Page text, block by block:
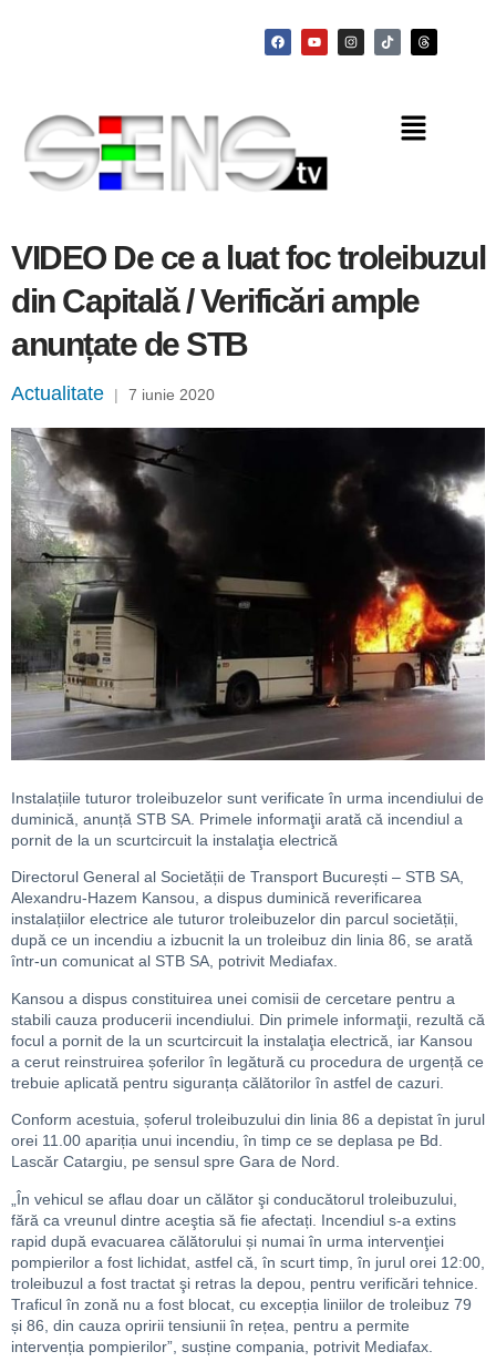
VIDEO De ce a luat foc troleibuzul
din Capitală / Verificări ample
anunțate de STB
Actualitate | 7 iunie 2020
Instalațiile tuturor troleibuzelor sunt verificate în urma incendiului de
duminică, anunță STB SA. Primele informaţii arată că incendiul a
pornit de la un scurtcircuit la instalaţia electrică
Directorul General al Societății de Transport București – STB SA,
Alexandru-Hazem Kansou, a dispus duminică reverificarea
instalațiilor electrice ale tuturor troleibuzelor din parcul societății,
după ce un incendiu a izbucnit la un troleibuz din linia 86, se arată
într-un comunicat al STB SA, potrivit Mediafax.
Kansou a dispus constituirea unei comisii de cercetare pentru a
stabili cauza producerii incendiului. Din primele informaţii, rezultă că
focul a pornit de la un scurtcircuit la instalaţia electrică, iar Kansou
a cerut reinstruirea șoferilor în legătură cu procedura de urgență ce
trebuie aplicată pentru siguranța călătorilor în astfel de cazuri.
Conform acestuia, șoferul troleibuzului din linia 86 a depistat în jurul
orei 11.00 apariția unui incendiu, în timp ce se deplasa pe Bd.
Lascăr Catargiu, pe sensul spre Gara de Nord.
„În vehicul se aflau doar un călător şi conducătorul troleibuzului,
fără ca vreunul dintre aceştia să fie afectați. Incendiul s-a extins
rapid după evacuarea călătorului și numai în urma intervenţiei
pompierilor a fost lichidat, astfel că, în scurt timp, în jurul orei 12:00,
troleibuzul a fost tractat şi retras la depou, pentru verificări tehnice.
Traficul în zonă nu a fost blocat, cu excepția liniilor de troleibuz 79
și 86, din cauza opririi tensiunii în rețea, pentru a permite
intervenția pompierilor”, susține compania, potrivit Mediafax.